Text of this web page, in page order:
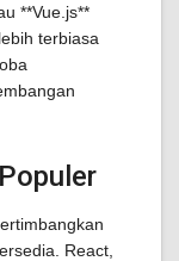
**Vue.js**
terbiasa
React,